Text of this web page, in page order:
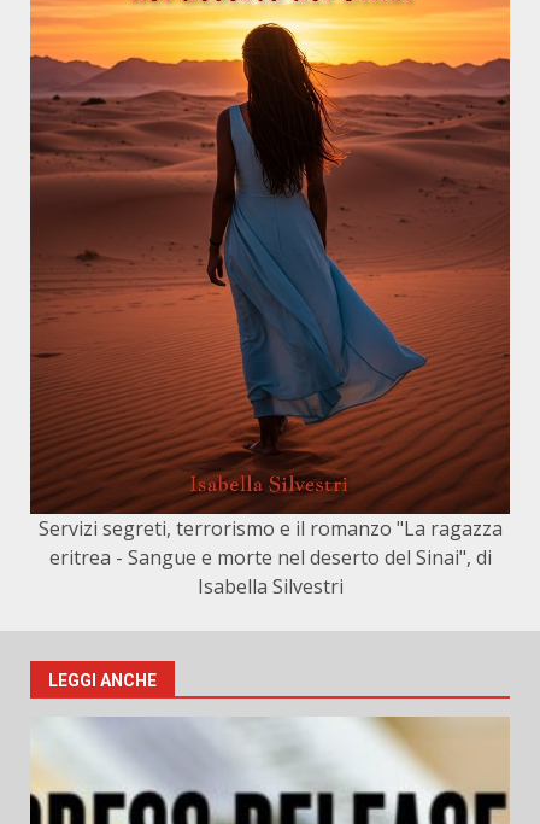
Servizi segreti, terrorismo e il romanzo "La ragazza
eritrea - Sangue e morte nel deserto del Sinai", di
Isabella Silvestri
LEGGI ANCHE